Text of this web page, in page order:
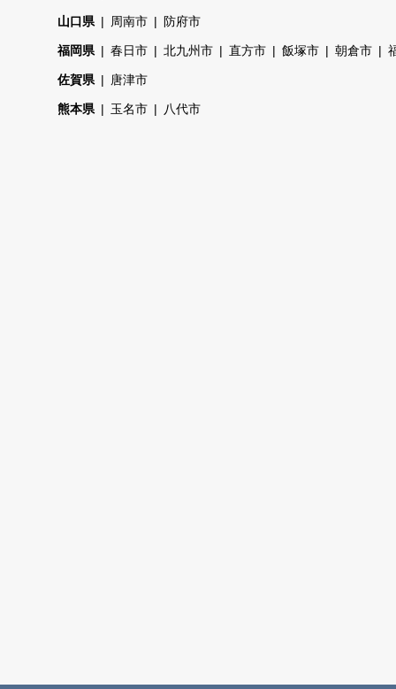
山口県 周南市 防府市
福岡県 春日市 北九州市 直方市 飯塚市 朝倉市
佐賀県 唐津市
熊本県 玉名市 八代市